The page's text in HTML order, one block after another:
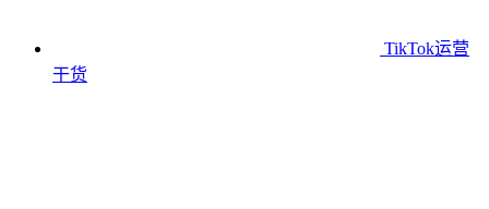
TikTok运营
干货